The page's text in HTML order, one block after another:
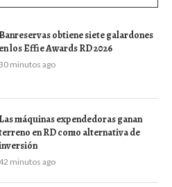
Banreservas obtiene siete galardones
en los Effie Awards RD 2026
minutos ago
Las máquinas expendedoras ganan
en RD como alternativa de
minutos ago